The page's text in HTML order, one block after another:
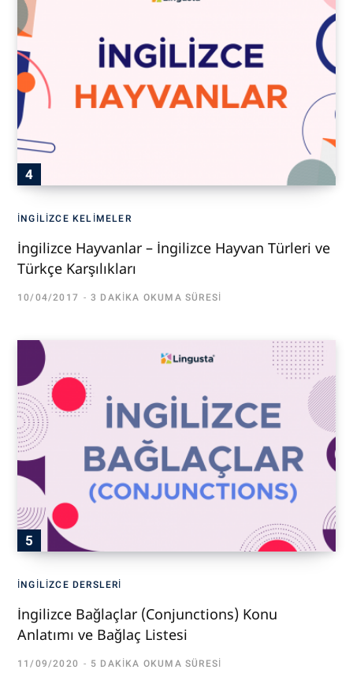
İNGILIZCE KELIMELER
İngilizce Hayvanlar – İngilizce Hayvan Türleri ve
Türkçe Karşılıkları
10/04/2017 3 DAKIKA OKUMA SÜRESI
İNGILIZCE DERSLERI
İngilizce Bağlaçlar (Conjunctions) Konu
Anlatımı ve Bağlaç Listesi
11/09/2020 5 DAKIKA OKUMA SÜRESI